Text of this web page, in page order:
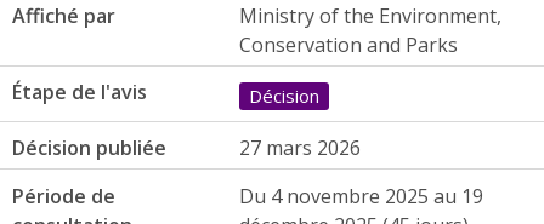
Affiché par
Ministry of the Environment,
Conservation and Parks
Étape de l'avis
Décision
Décision publiée
27 mars 2026
Période de
Du 4 novembre 2025 au 19